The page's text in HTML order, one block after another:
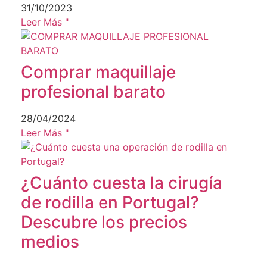
31/10/2023
Leer Más "
Comprar maquillaje
profesional barato
28/04/2024
Leer Más "
¿Cuánto cuesta la cirugía
de rodilla en Portugal?
Descubre los precios
medios